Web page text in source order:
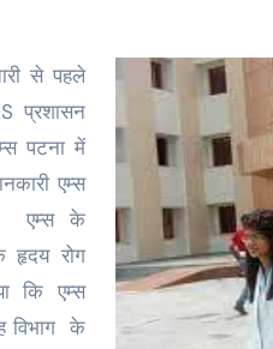
से पहले
प्रशासन
पटना में
एम्स
ने एम्स के
हृदय रोग
कि एम्स
विभाग के